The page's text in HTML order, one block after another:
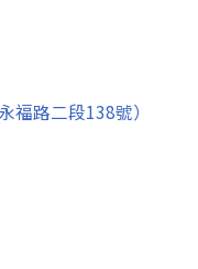
福路二段138號）